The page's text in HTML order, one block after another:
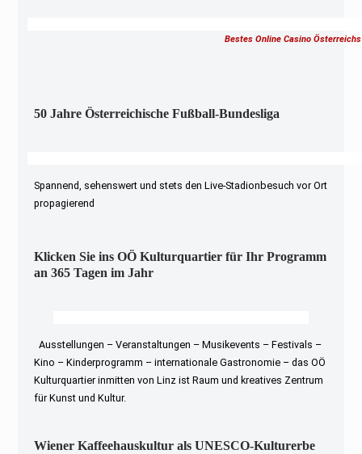
Bestes Online Casino Österreichs
50 Jahre Österreichische Fußball-Bundesliga
Spannend, sehenswert und stets den Live-Stadionbesuch vor Ort
propagierend
Klicken Sie ins OÖ Kulturquartier für Ihr Programm
an 365 Tagen im Jahr
Ausstellungen – Veranstaltungen – Musikevents – Festivals –
Kino – Kinderprogramm – internationale Gastronomie – das OÖ
Kulturquartier inmitten von Linz ist Raum und kreatives Zentrum
für Kunst und Kultur.
Wiener Kaffeehauskultur als UNESCO-Kulturerbe